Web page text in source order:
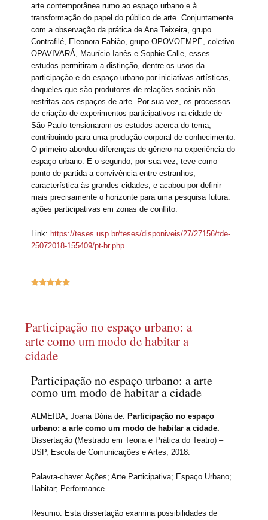
arte contemporânea rumo ao espaço urbano e à
transformação do papel do público de arte. Conjuntamente
com a observação da prática de Ana Teixeira, grupo
Contrafilé, Eleonora Fabião, grupo OPOVOEMPÉ, coletivo
OPAVIVARÁ, Maurício Ianês e Sophie Calle, esses
estudos permitiram a distinção, dentre os usos da
participação e do espaço urbano por iniciativas artísticas,
daqueles que são produtores de relações sociais não
restritas aos espaços de arte. Por sua vez, os processos
de criação de experimentos participativos na cidade de
São Paulo tensionaram os estudos acerca do tema,
contribuindo para uma produção corporal de conhecimento.
O primeiro abordou diferenças de gênero na experiência do
espaço urbano. E o segundo, por sua vez, teve como
ponto de partida a convivência entre estranhos,
característica às grandes cidades, e acabou por definir
mais precisamente o horizonte para uma pesquisa futura:
ações participativas em zonas de conflito.
Link: https://teses.usp.br/teses/disponiveis/27/27156/tde-
25072018-155409/pt-br.php

Participação no espaço urbano: a
arte como um modo de habitar a
cidade
Participação no espaço urbano: a arte
como um modo de habitar a cidade
ALMEIDA, Joana Dória de. Participação no espaço
urbano: a arte como um modo de habitar a cidade.
Dissertação (Mestrado em Teoria e Prática do Teatro) –
USP, Escola de Comunicações e Artes, 2018.
Palavra-chave: Ações; Arte Participativa; Espaço Urbano;
Habitar; Performance
Resumo: Esta dissertação examina possibilidades de